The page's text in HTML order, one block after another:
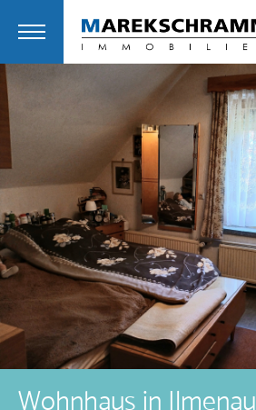
Wohnhaus in Ilmenau